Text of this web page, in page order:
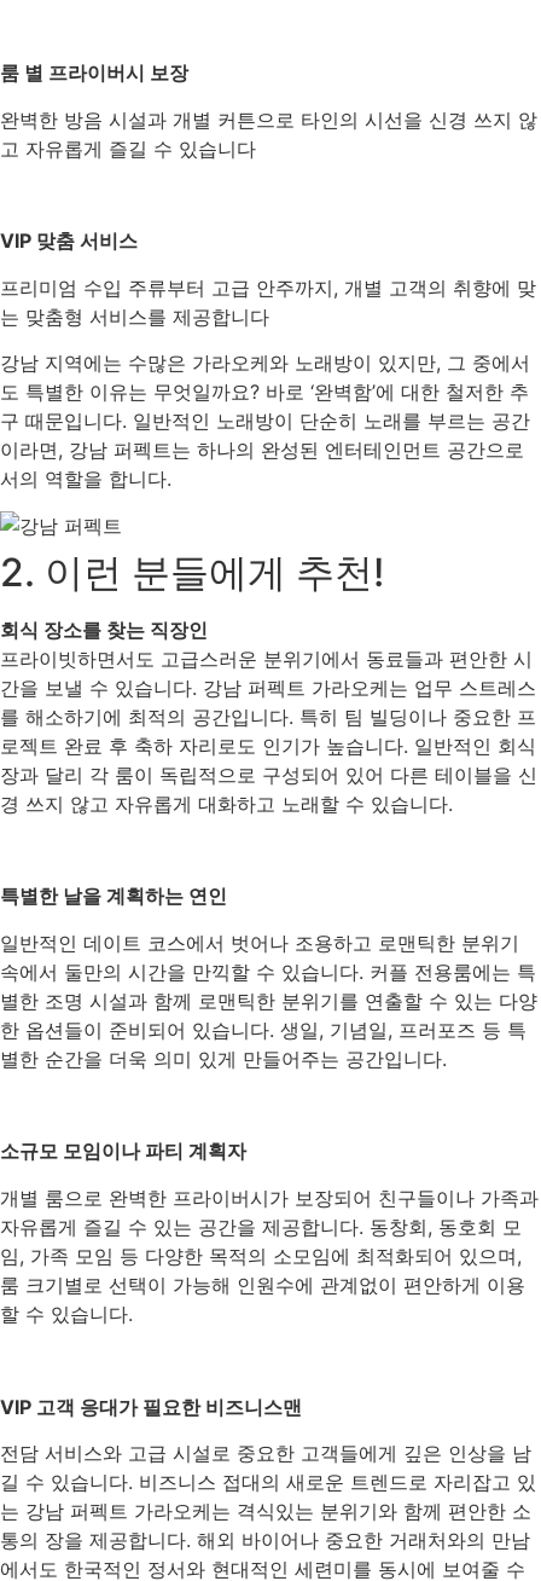
룸 별 프라이버시 보장
완벽한 방음 시설과 개별 커튼으로 타인의 시선을 신경 쓰지 않
고 자유롭게 즐길 수 있습니다
VIP 맞춤 서비스
프리미엄 수입 주류부터 고급 안주까지, 개별 고객의 취향에 맞
는 맞춤형 서비스를 제공합니다
강남 지역에는 수많은 가라오케와 노래방이 있지만, 그 중에서
도 특별한 이유는 무엇일까요? 바로 ‘완벽함’에 대한 철저한 추
구 때문입니다. 일반적인 노래방이 단순히 노래를 부르는 공간
이라면, 강남 퍼펙트는 하나의 완성된 엔터테인먼트 공간으로
서의 역할을 합니다.
2. 이런 분들에게 추천!
회식 장소를 찾는 직장인
프라이빗하면서도 고급스러운 분위기에서 동료들과 편안한 시
간을 보낼 수 있습니다. 강남 퍼펙트 가라오케는 업무 스트레스
를 해소하기에 최적의 공간입니다. 특히 팀 빌딩이나 중요한 프
로젝트 완료 후 축하 자리로도 인기가 높습니다. 일반적인 회식
장과 달리 각 룸이 독립적으로 구성되어 있어 다른 테이블을 신
경 쓰지 않고 자유롭게 대화하고 노래할 수 있습니다.
특별한 날을 계획하는 연인
일반적인 데이트 코스에서 벗어나 조용하고 로맨틱한 분위기
속에서 둘만의 시간을 만끽할 수 있습니다. 커플 전용룸에는 특
별한 조명 시설과 함께 로맨틱한 분위기를 연출할 수 있는 다양
한 옵션들이 준비되어 있습니다. 생일, 기념일, 프러포즈 등 특
별한 순간을 더욱 의미 있게 만들어주는 공간입니다.
소규모 모임이나 파티 계획자
개별 룸으로 완벽한 프라이버시가 보장되어 친구들이나 가족과
자유롭게 즐길 수 있는 공간을 제공합니다. 동창회, 동호회 모
임, 가족 모임 등 다양한 목적의 소모임에 최적화되어 있으며,
룸 크기별로 선택이 가능해 인원수에 관계없이 편안하게 이용
할 수 있습니다.
VIP 고객 응대가 필요한 비즈니스맨
전담 서비스와 고급 시설로 중요한 고객들에게 깊은 인상을 남
길 수 있습니다. 비즈니스 접대의 새로운 트렌드로 자리잡고 있
는 강남 퍼펙트 가라오케는 격식있는 분위기와 함께 편안한 소
통의 장을 제공합니다. 해외 바이어나 중요한 거래처와의 만남
에서도 한국적인 정서와 현대적인 세련미를 동시에 보여줄 수